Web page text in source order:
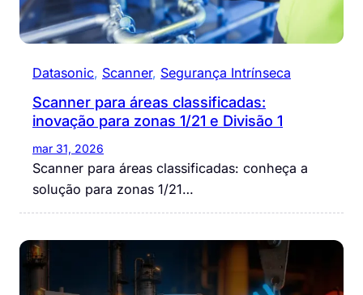
Datasonic, Scanner, Segurança Intrínseca
Scanner para áreas classificadas:
inovação para zonas 1/21 e Divisão 1
mar 31, 2026
Scanner para áreas classificadas: conheça a
solução para zonas 1/21…